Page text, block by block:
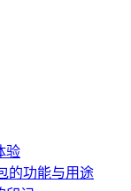
验
的功能与用途